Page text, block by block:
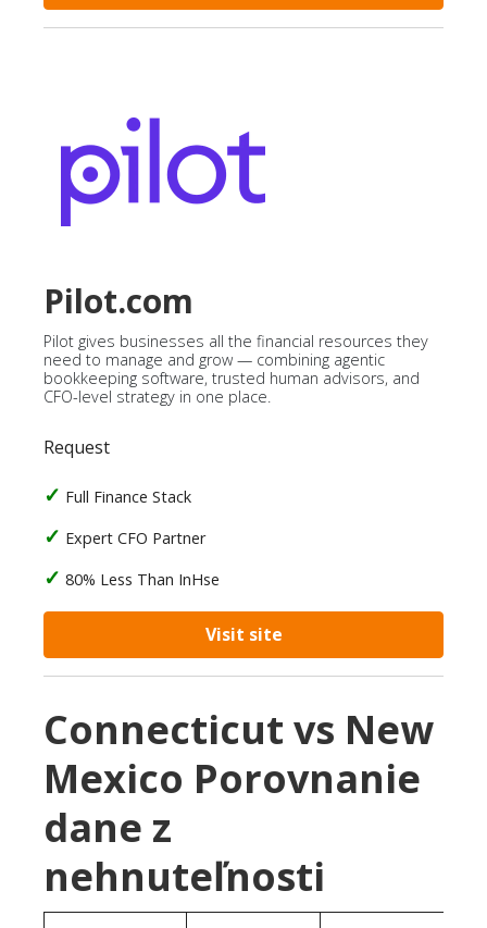
Pilot.com
Pilot gives businesses all the financial resources they
need to manage and grow — combining agentic
bookkeeping software, trusted human advisors, and
CFO-level strategy in one place.
Request
Full Finance Stack
Expert CFO Partner
80% Less Than InHse
Visit site
Connecticut vs New
Mexico Porovnanie
dane z
nehnuteľnosti